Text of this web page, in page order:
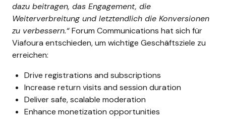
dazu beitragen, das Engagement, die
Weiterverbreitung und letztendlich die Konversionen
zu verbessern.“Forum Communications hat sich für
Viafoura entschieden, um wichtige Geschäftsziele zu
erreichen:
Drive registrations and subscriptions
Increase return visits and session duration
Deliver safe, scalable moderation
Enhance monetization opportunities